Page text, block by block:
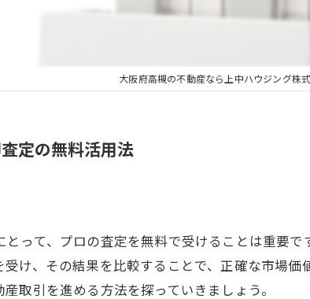
大阪府高槻の不動産なら上中ハウジング株
定の無料活用法
って、プロの査定を無料で受けることは重要
け、その結果を比較することで、正確な市場
取引を進める方法を探っていきましょう。